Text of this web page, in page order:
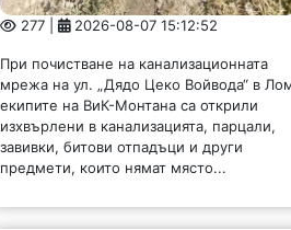
277 | 2026-08-07 15:12:52
При почистване на канализационната
мрежа на ул. „Дядо Цеко Войвода“ в
екипите на ВиК-Монтана са открили
изхвърлени в канализацията, парцали,
завивки, битови отпадъци и други
предмети, които нямат място...